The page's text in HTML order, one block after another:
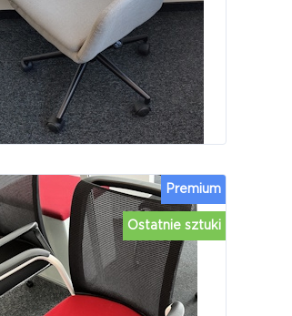
Ostatnie sztuki
Premium